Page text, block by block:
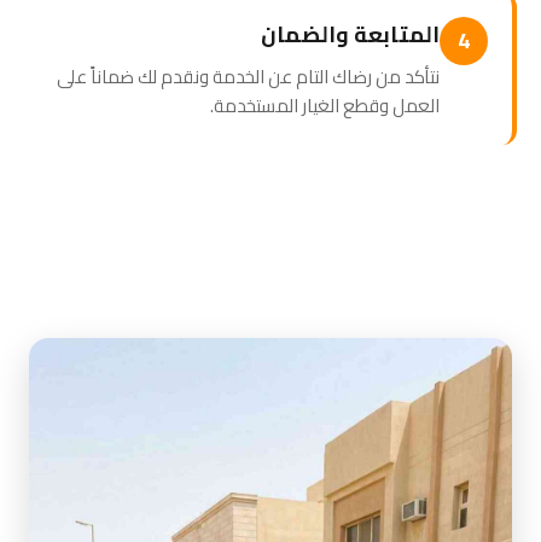
4 المتابعة والضمان
نتأكد من رضاك التام عن الخدمة ونقدم لك ضماناً على
العمل وقطع الغيار المستخدمة.